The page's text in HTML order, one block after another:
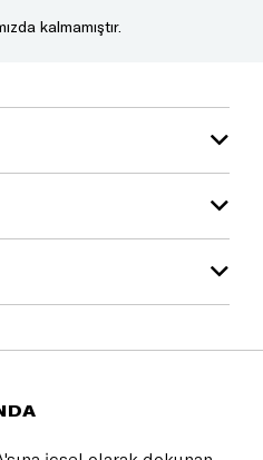
kalmamıştır.